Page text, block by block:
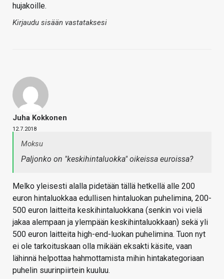
hujakoille.
Kirjaudu sisään vastataksesi
Juha Kokkonen
12.7.2018
Moksu
Paljonko on "keskihintaluokka" oikeissa euroissa?
Melko yleisesti alalla pidetään tällä hetkellä alle 200
euron hintaluokkaa edullisen hintaluokan puhelimina, 200-
500 euron laitteita keskihintaluokkana (senkin voi vielä
jakaa alempaan ja ylempään keskihintaluokkaan) sekä yli
500 euron laitteita high-end-luokan puhelimina. Tuon nyt
ei ole tarkoituskaan olla mikään eksakti käsite, vaan
lähinnä helpottaa hahmottamista mihin hintakategoriaan
puhelin suurinpiirtein kuuluu.